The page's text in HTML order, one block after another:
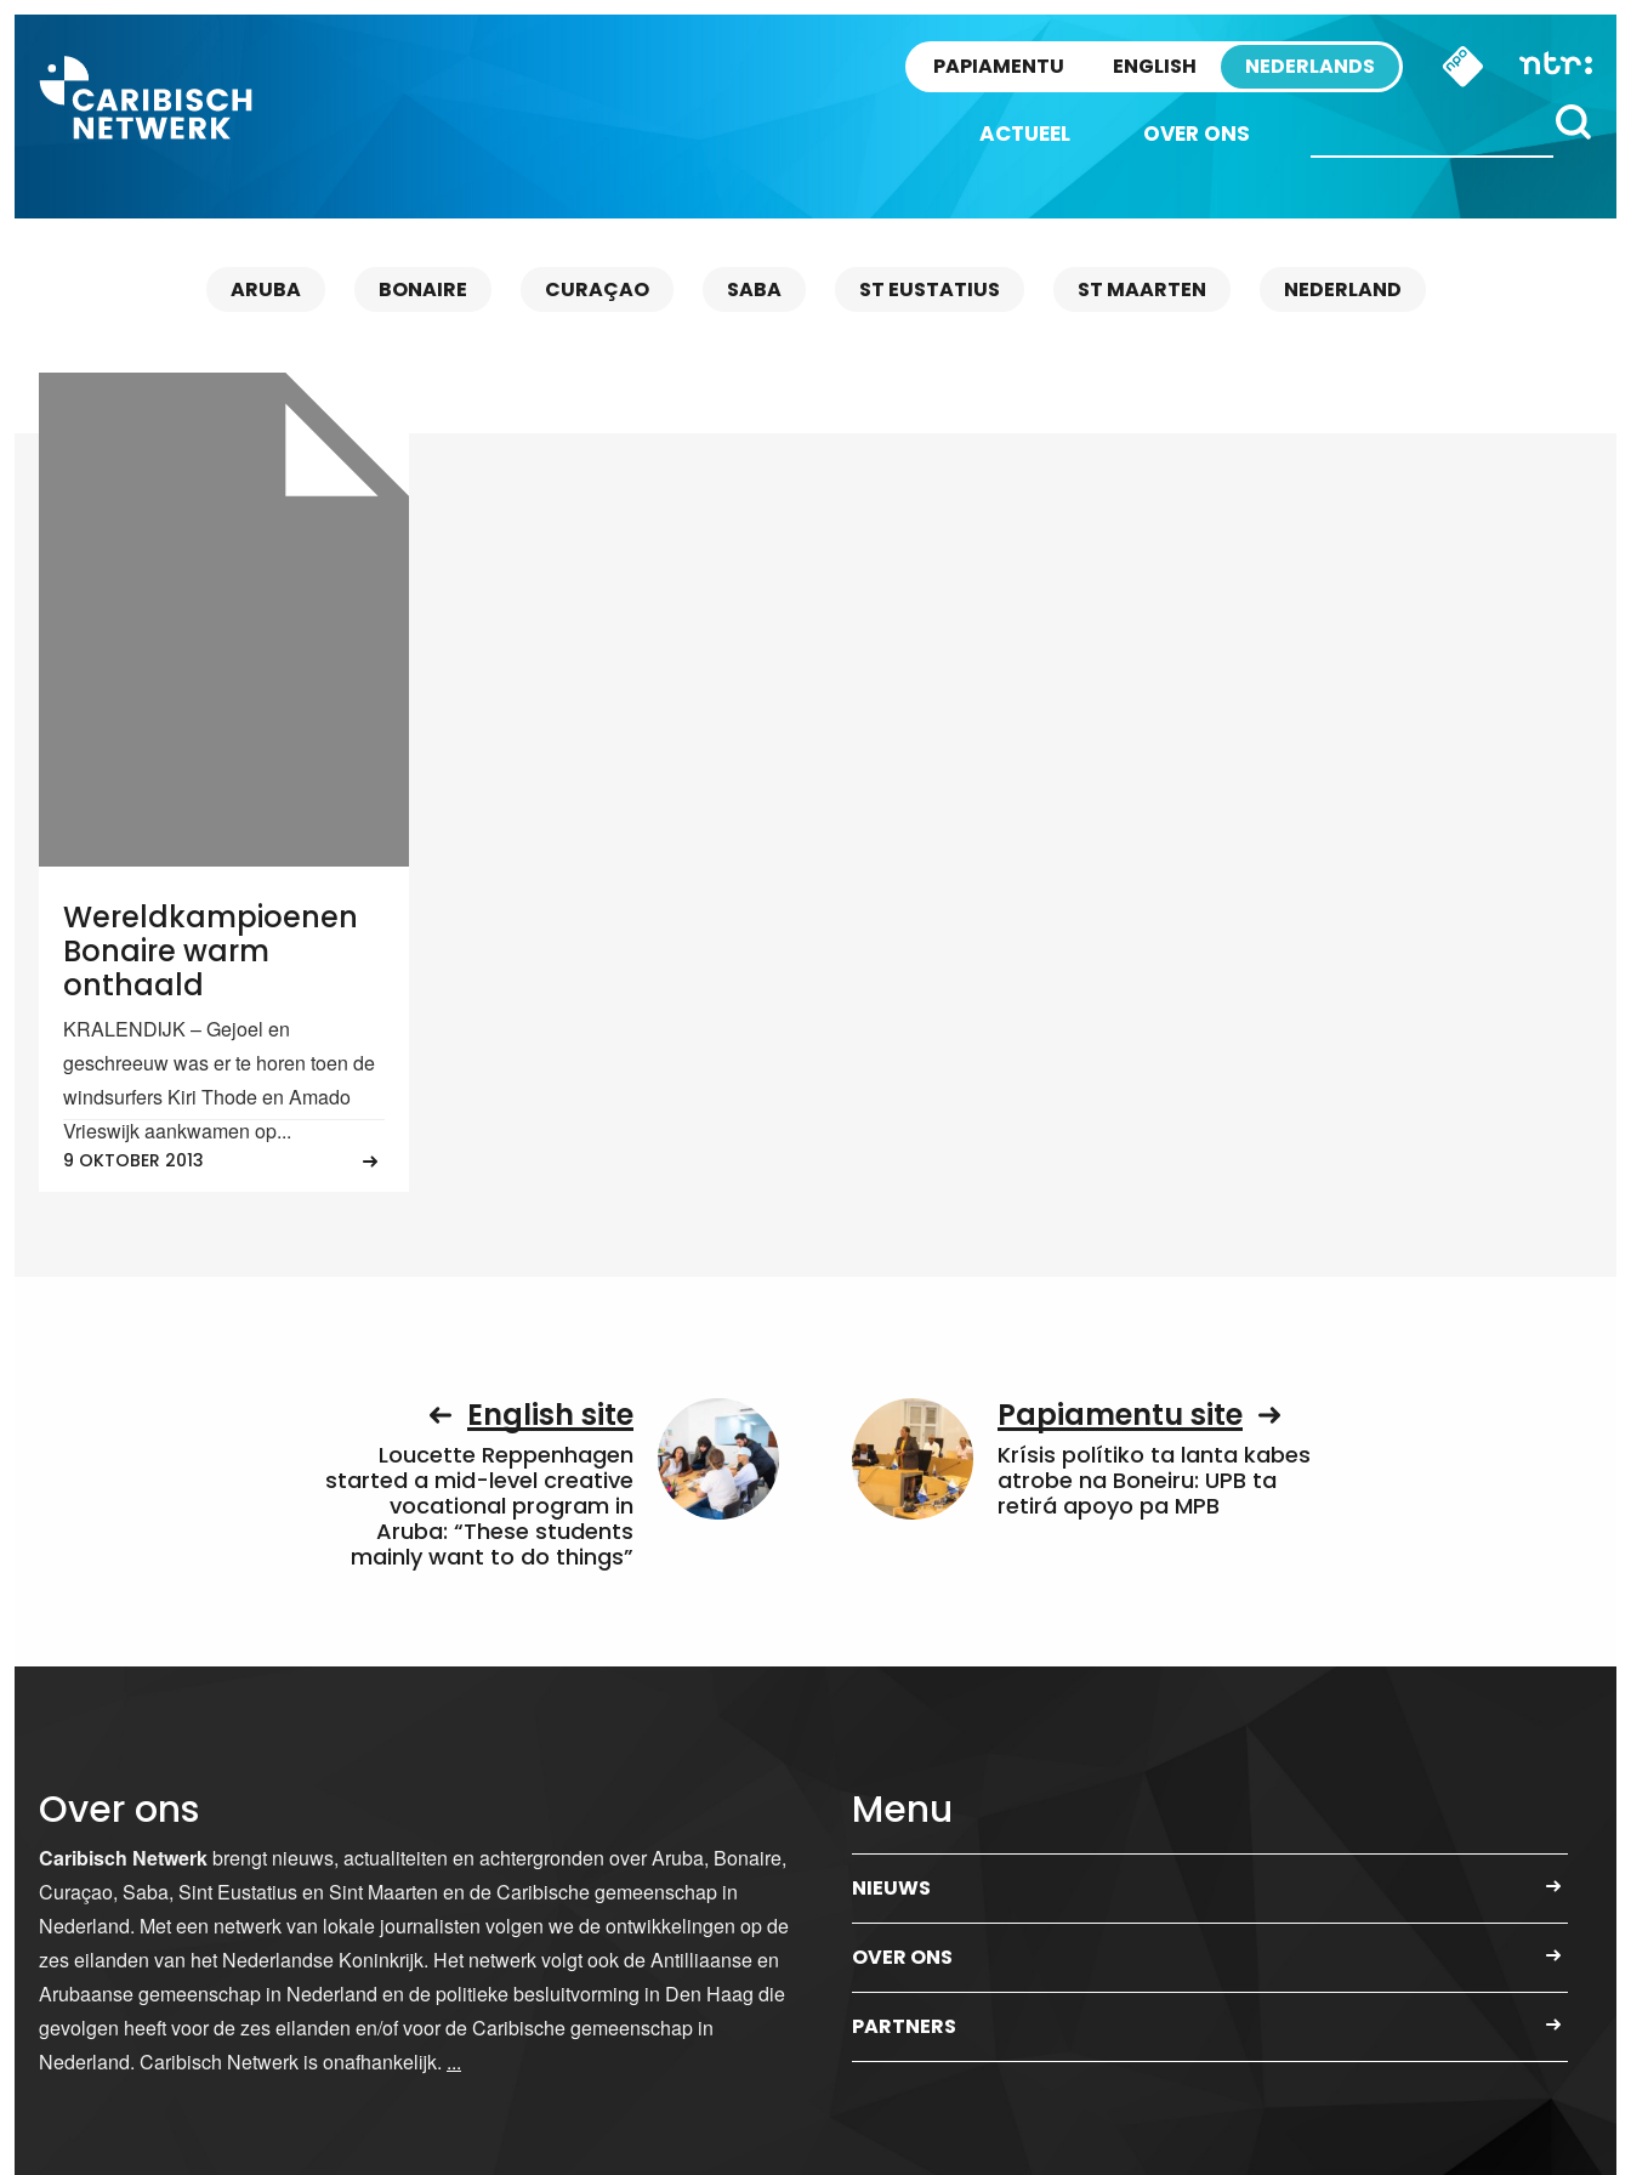
PAPIAMENTU ENGLISH NEDERLANDS
ACTUEEL OVER ONS
ARUBA BONAIRE CURAÇAO SABA ST EUSTATIUS ST MAARTEN NEDERLAND
Wereldkampioenen
Bonaire warm
onthaald
KRALENDIJK – Gejoel en
geschreeuw was er te horen toen de
windsurfers Kiri Thode en Amado
Vrieswijk aankwamen op...
9 OKTOBER 2013
English site
Loucette Reppenhagen
started a mid-level creative
vocational program in
Aruba: “These students
mainly want to do things”
Papiamentu site
Krísis polítiko ta lanta kabes
atrobe na Boneiru: UPB ta
retirá apoyo pa MPB
Over ons
Caribisch Netwerkbrengt nieuws, actualiteiten en achtergronden over Aruba, Bonaire,
Curaçao, Saba, Sint Eustatius en Sint Maarten en de Caribische gemeenschap in
Nederland. Met een netwerk van lokale journalisten volgen we de ontwikkelingen op de
zes eilanden van het Nederlandse Koninkrijk. Het netwerk volgt ook de Antilliaanse en
Arubaanse gemeenschap in Nederland en de politieke besluitvorming in Den Haag die
gevolgen heeft voor de zes eilanden en/of voor de Caribische gemeenschap in
Nederland. Caribisch Netwerk is onafhankelijk. ...
Menu
NIEUWS
OVER ONS
PARTNERS